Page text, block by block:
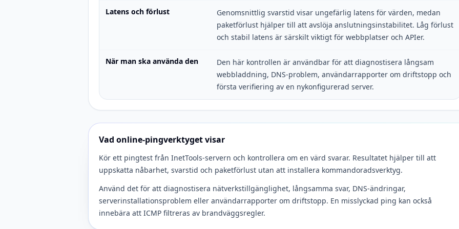
Latens och förlust
Genomsnittlig svarstid visar ungefärlig latens för värden, medan
paketförlust hjälper till att avslöja anslutningsinstabilitet. Låg förlust
och stabil latens är särskilt viktigt för webbplatser och APIer.
När man ska använda den
Den här kontrollen är användbar för att diagnostisera långsam
webbladdning, DNS-problem, användarrapporter om driftstopp och
första verifiering av en nykonfigurerad server.
Vad online-pingverktyget visar
Kör ett pingtest från InetTools-servern och kontrollera om en värd svarar. Resultatet hjälper till att
uppskatta nåbarhet, svarstid och paketförlust utan att installera kommandoradsverktyg.
Använd det för att diagnostisera nätverkstillgänglighet, långsamma svar, DNS-ändringar,
serverinstallationsproblem eller användarrapporter om driftstopp. En misslyckad ping kan också
innebära att ICMP filtreras av brandväggsregler.